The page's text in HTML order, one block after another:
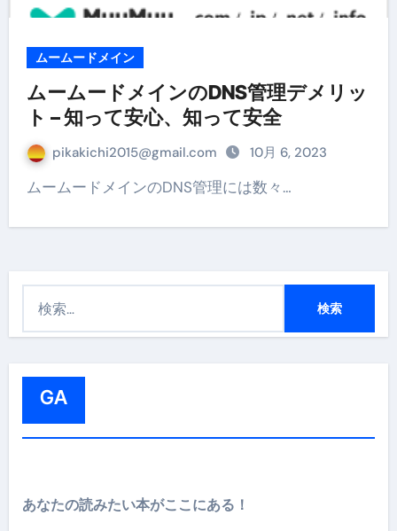
ムームードメイン
ムームードメインのDNS管理デメリッ
ト – 知って安心、知って安全
pikakichi2015@gmail.com 10月 6, 2023
ムームードメインのDNS管理には数々…
GA
あなたの読みたい本がここにある！